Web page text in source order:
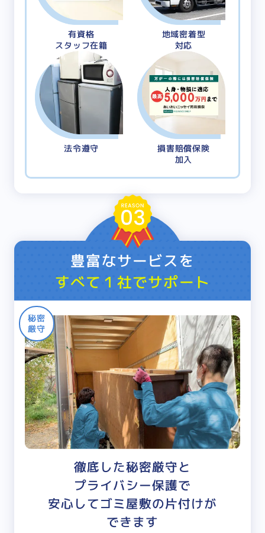
有資格
スタッフ在籍
地域密着型
対応
法令遵守
損害賠償保険
加入
豊富なサービスを
すべて１社でサポート
秘密
厳守
徹底した秘密厳守と
プライバシー保護で
安心してゴミ屋敷の片付けが
できます